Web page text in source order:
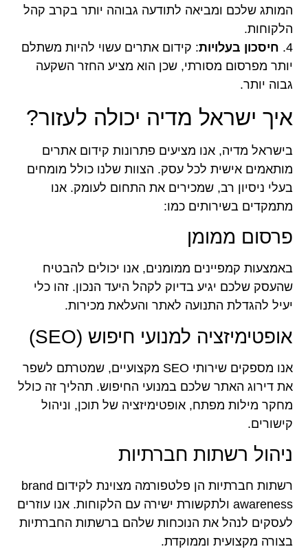
המותג שלכם ומביאה לתודעה גבוהה יותר בקרב קהל
הלקוחות.
4. חיסכון בעלויות: קידום אתרים עשוי להיות משתלם
יותר מפרסום מסורתי, שכן הוא מציע החזר השקעה
גבוה יותר.
איך ישראל מדיה יכולה לעזור?
בישראל מדיה, אנו מציעים פתרונות קידום אתרים
מותאמים אישית לכל עסק. הצוות שלנו כולל מומחים
בעלי ניסיון רב, שמכירים את התחום לעומק. אנו
מתמקדים בשירותים כמו:
פרסום ממומן
באמצעות קמפיינים ממומנים, אנו יכולים להבטיח
שהעסק שלכם יגיע בדיוק לקהל היעד הנכון. זהו כלי
יעיל להגדלת התנועה לאתר והעלאת מכירות.
אופטימיזציה למנועי חיפוש (SEO)
אנו מספקים שירותי SEO מקצועיים, שמטרתם לשפר
את דירוג האתר שלכם במנועי החיפוש. תהליך זה כולל
מחקר מילות מפתח, אופטימיזציה של תוכן, וניהול
קישורים.
ניהול רשתות חברתיות
רשתות חברתיות הן פלטפורמה מצוינת לקידום brand
awareness ולתקשורת ישירה עם הלקוחות. אנו עוזרים
לעסקים לנהל את הנוכחות שלהם ברשתות החברתיות
בצורה מקצועית וממוקדת.